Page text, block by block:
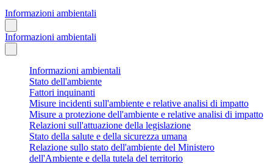
Informazioni ambientali
Informazioni ambientali
Informazioni ambientali
Stato dell'ambiente
Fattori inquinanti
Misure incidenti sull'ambiente e relative analisi di impatto
Misure a protezione dell'ambiente e relative analisi di impatto
Relazioni sull'attuazione della legislazione
Stato della salute e della sicurezza umana
Relazione sullo stato dell'ambiente del Ministero
dell'Ambiente e della tutela del territorio